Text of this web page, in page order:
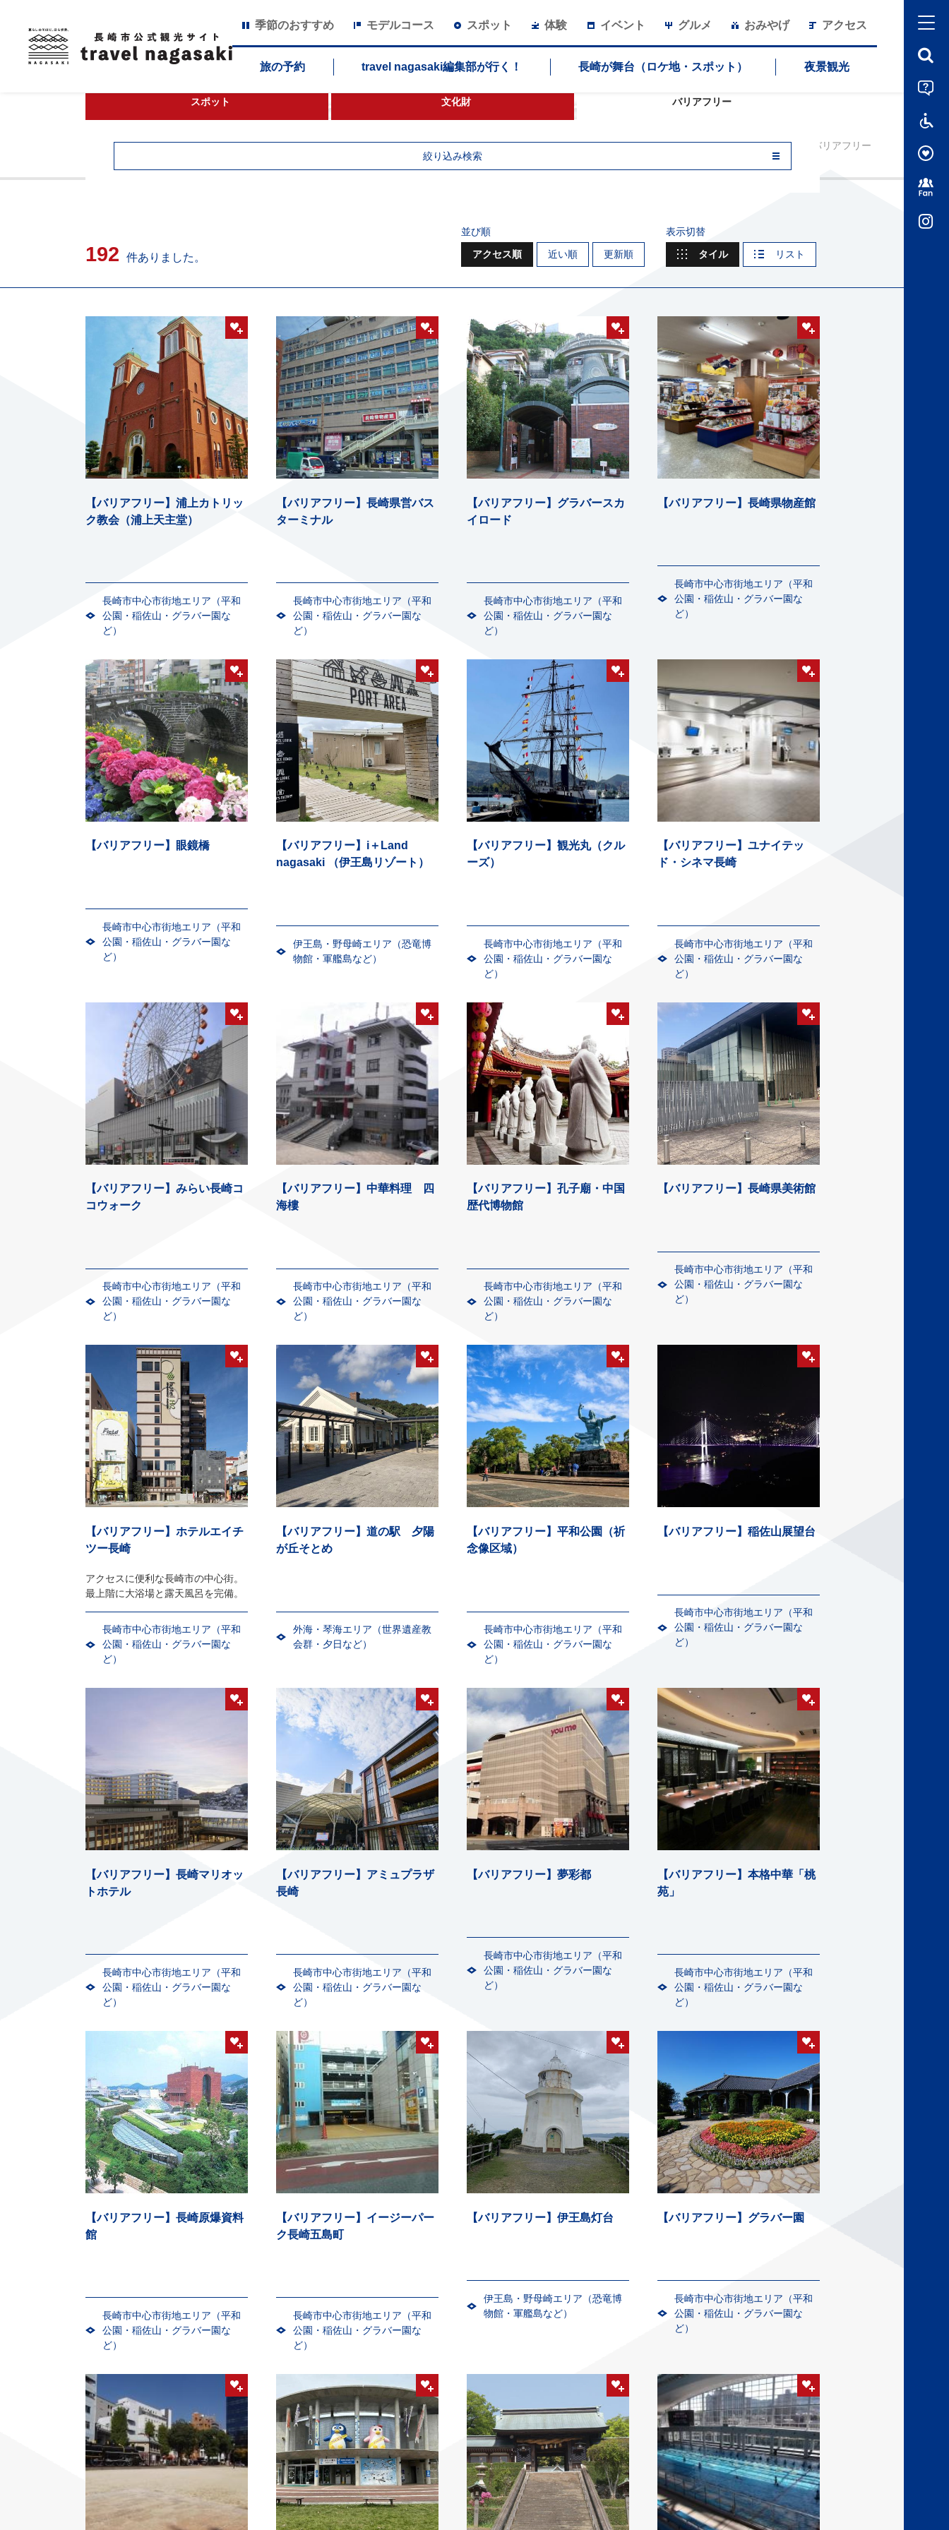
季節のおすすめ モデルコース スポット 体験 イベント グルメ おみやげ アクセス
旅の予約 travel nagasaki編集部が行く！ 長崎が舞台（ロケ地・スポット） 夜景観光
HOME バリアフリー
バリアフリー
スポット 文化財 バリアフリー
絞り込み検索
192 件ありました。
並び順
アクセス順
近い順 更新順
表示切替
タイル
リスト
【バリアフリー】浦上カトリッ
ク教会（浦上天主堂）
長崎市中心市街地エリア（平和
公園・稲佐山・グラバー園な
ど）
【バリアフリー】長崎県営バス
ターミナル
長崎市中心市街地エリア（平和
公園・稲佐山・グラバー園な
ど）
【バリアフリー】グラバースカ
イロード
長崎市中心市街地エリア（平和
公園・稲佐山・グラバー園な
ど）
【バリアフリー】長崎県物産館
長崎市中心市街地エリア（平和
公園・稲佐山・グラバー園な
ど）
【バリアフリー】眼鏡橋
長崎市中心市街地エリア（平和
公園・稲佐山・グラバー園な
ど）
【バリアフリー】i＋Land
nagasaki （伊王島リゾート）
伊王島・野母崎エリア（恐竜博
物館・軍艦島など）
【バリアフリー】観光丸（クル
ーズ）
長崎市中心市街地エリア（平和
公園・稲佐山・グラバー園な
ど）
【バリアフリー】ユナイテッ
ド・シネマ長崎
長崎市中心市街地エリア（平和
公園・稲佐山・グラバー園な
ど）
【バリアフリー】みらい長崎コ
コウォーク
長崎市中心市街地エリア（平和
公園・稲佐山・グラバー園な
ど）
【バリアフリー】中華料理 四
海樓
長崎市中心市街地エリア（平和
公園・稲佐山・グラバー園な
ど）
【バリアフリー】孔子廟・中国
歴代博物館
長崎市中心市街地エリア（平和
公園・稲佐山・グラバー園な
ど）
【バリアフリー】長崎県美術館
長崎市中心市街地エリア（平和
公園・稲佐山・グラバー園な
ど）
【バリアフリー】ホテルエイチ
ツー長崎
アクセスに便利な長崎市の中心街。
最上階に大浴場と露天風呂を完備。
長崎市中心市街地エリア（平和
公園・稲佐山・グラバー園な
ど）
【バリアフリー】道の駅 夕陽
が丘そとめ
外海・琴海エリア（世界遺産教
会群・夕日など）
【バリアフリー】平和公園（祈
念像区域）
長崎市中心市街地エリア（平和
公園・稲佐山・グラバー園な
ど）
【バリアフリー】稲佐山展望台
長崎市中心市街地エリア（平和
公園・稲佐山・グラバー園な
ど）
【バリアフリー】長崎マリオッ
トホテル
長崎市中心市街地エリア（平和
公園・稲佐山・グラバー園な
ど）
【バリアフリー】アミュプラザ
長崎
長崎市中心市街地エリア（平和
公園・稲佐山・グラバー園な
ど）
【バリアフリー】夢彩都
長崎市中心市街地エリア（平和
公園・稲佐山・グラバー園な
ど）
【バリアフリー】本格中華「桃
苑」
長崎市中心市街地エリア（平和
公園・稲佐山・グラバー園な
ど）
【バリアフリー】長崎原爆資料
館
長崎市中心市街地エリア（平和
公園・稲佐山・グラバー園な
ど）
【バリアフリー】イージーパー
ク長崎五島町
長崎市中心市街地エリア（平和
公園・稲佐山・グラバー園な
ど）
【バリアフリー】伊王島灯台
伊王島・野母崎エリア（恐竜博
物館・軍艦島など）
【バリアフリー】グラバー園
長崎市中心市街地エリア（平和
公園・稲佐山・グラバー園な
ど）